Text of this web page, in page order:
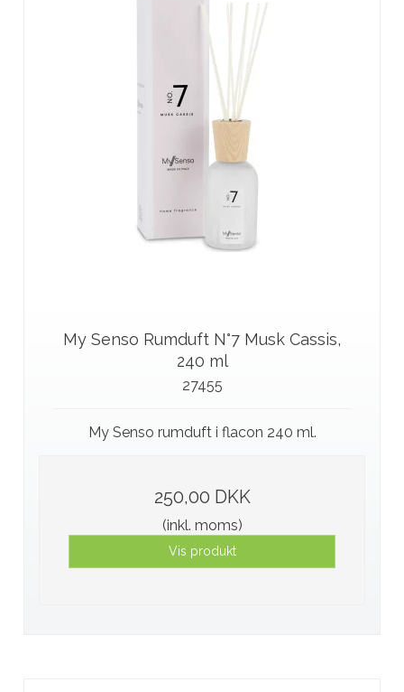
My Senso Rumduft N°7 Musk Cassis,
240 ml
27455
My Senso rumduft i flacon 240 ml.
250,00 DKK
(inkl. moms)
Vis produkt